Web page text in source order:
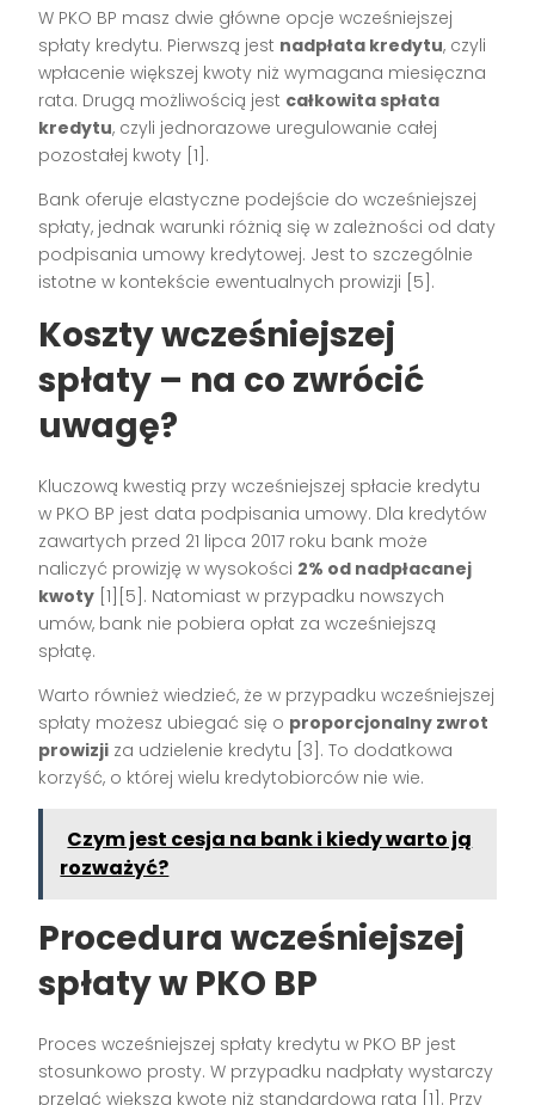
W PKO BP masz dwie główne opcje wcześniejszej
spłaty kredytu. Pierwszą jest nadpłata kredytu, czyli
wpłacenie większej kwoty niż wymagana miesięczna
rata. Drugą możliwością jest całkowita spłata
kredytu, czyli jednorazowe uregulowanie całej
pozostałej kwoty [1].
Bank oferuje elastyczne podejście do wcześniejszej
spłaty, jednak warunki różnią się w zależności od daty
podpisania umowy kredytowej. Jest to szczególnie
istotne w kontekście ewentualnych prowizji [5].
Koszty wcześniejszej
spłaty – na co zwrócić
uwagę?
Kluczową kwestią przy wcześniejszej spłacie kredytu
w PKO BP jest data podpisania umowy. Dla kredytów
zawartych przed 21 lipca 2017 roku bank może
naliczyć prowizję w wysokości 2% od nadpłacanej
kwoty [1][5]. Natomiast w przypadku nowszych
umów, bank nie pobiera opłat za wcześniejszą
spłatę.
Warto również wiedzieć, że w przypadku wcześniejszej
spłaty możesz ubiegać się o proporcjonalny zwrot
prowizji za udzielenie kredytu [3]. To dodatkowa
korzyść, o której wielu kredytobiorców nie wie.
Czym jest cesja na bank i kiedy warto ją
rozważyć?
Procedura wcześniejszej
spłaty w PKO BP
Proces wcześniejszej spłaty kredytu w PKO BP jest
stosunkowo prosty. W przypadku nadpłaty wystarczy
przelać większą kwotę niż standardowa rata [1]. Przy